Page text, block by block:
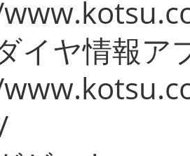
イヤ情報ア